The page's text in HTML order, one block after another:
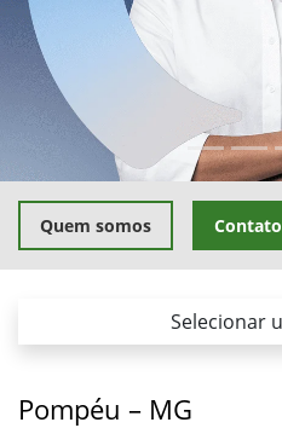
Quem somos Contato
Selecionar
Pompéu – MG